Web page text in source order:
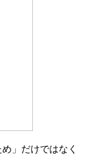
」だけではなく